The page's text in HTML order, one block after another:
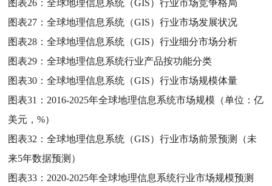
图表26：全球地理信息系统（GIS）行业市场竞争格局
图表27：全球地理信息系统（GIS）行业市场发展状况
图表28：全球地理信息系统（GIS）行业细分市场分析
图表29：全球地理信息系统行业产品按功能分类
图表30：全球地理信息系统（GIS）行业市场规模体量
图表31： 2016-2025年全球地理信息系统市场规模（单位：亿
美元，%）
图表32：全球地理信息系统（GIS）行业市场前景预测（未
来5年数据预测）
图表33： 2020-2025年全球地理信息系统行业市场规模预测